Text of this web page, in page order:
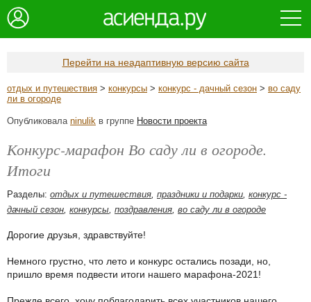
Перейти на неадаптивную версию сайта
отдых и путешествия > конкурсы > конкурс - дачный сезон > во саду
ли в огороде
Опубликовала ninulik в группе Новости проекта
Конкурс-марафон Во саду ли в огороде.
Итоги
Разделы: отдых и путешествия, праздники и подарки, конкурс -
дачный сезон, конкурсы, поздравления, во саду ли в огороде
Дорогие друзья, здравствуйте!
Немного грустно, что лето и конкурс остались позади, но,
пришло время подвести итоги нашего марафона-2021!